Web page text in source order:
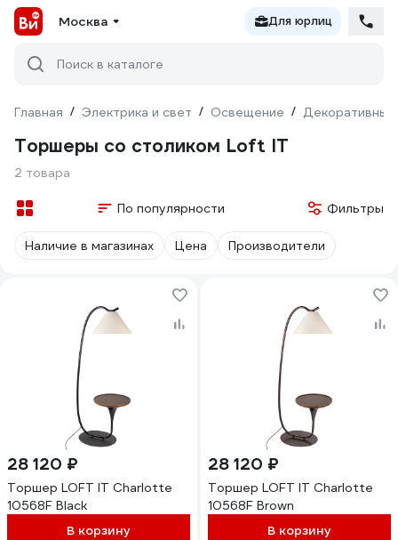
Москва Для юрлиц
Поиск в каталоге
Главная / Электрика и свет / Освещение / Декоративный
Торшеры со столиком Loft IT
2 товара
По популярности Фильтры
Наличие в магазинах Цена Производители
28 120 ₽
Торшер LOFT IT Charlotte
10568F Black
В корзину
28 120 ₽
Торшер LOFT IT Charlotte
10568F Brown
В корзину